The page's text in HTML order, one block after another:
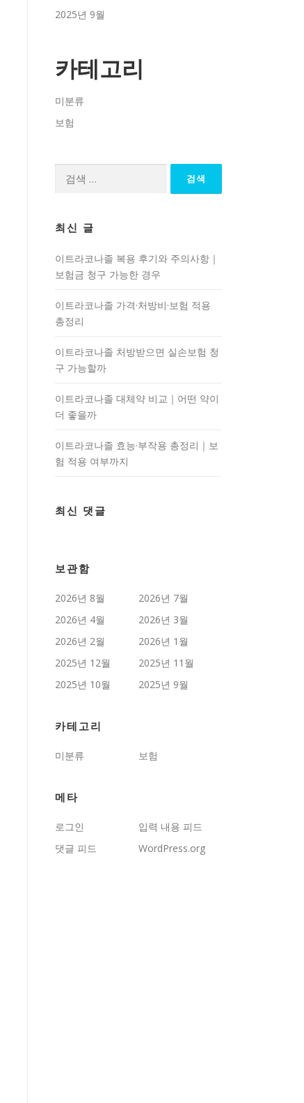
2025년 9월
카테고리
미분류
보험
최신 글
이트라코나졸 복용 후기와 주의사항｜
보험금 청구 가능한 경우
이트라코나졸 가격·처방비·보험 적용
총정리
이트라코나졸 처방받으면 실손보험 청
구 가능할까
이트라코나졸 대체약 비교｜어떤 약이
더 좋을까
이트라코나졸 효능·부작용 총정리｜보
험 적용 여부까지
최신 댓글
보관함
2026년 8월
2026년 7월
2026년 4월
2026년 3월
2026년 2월
2026년 1월
2025년 12월
2025년 11월
2025년 10월
2025년 9월
카테고리
미분류 보험
메타
로그인
입력 내용 피드
댓글 피드
WordPress.org